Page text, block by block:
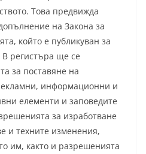
Това предвижда
на Закона за
който е публикуван за
регистъра ще се
за поставяне на
информационни и
елементи и заповедите
за изработване
и техните изменения,
им, както и разрешенията